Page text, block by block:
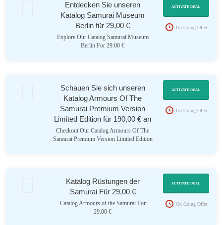
Entdecken Sie unseren
Katalog Samurai Museum
Berlin für 29,00 €
Explore Our Catalog Samurai Museum
Berlin For 29.00 €
ACTIVATE DEAL
On Going Offer
Schauen Sie sich unseren
Katalog Armours Of The
Samurai Premium Version
Limited Edition für 190,00 € an
Checkout Our Catalog Armours Of The
Samurai Premium Version Limited Edition
ACTIVATE DEAL
On Going Offer
Katalog Rüstungen der
Samurai Für 29,00 €
Catalog Armours of the Samurai For
29.00 €
ACTIVATE DEAL
On Going Offer